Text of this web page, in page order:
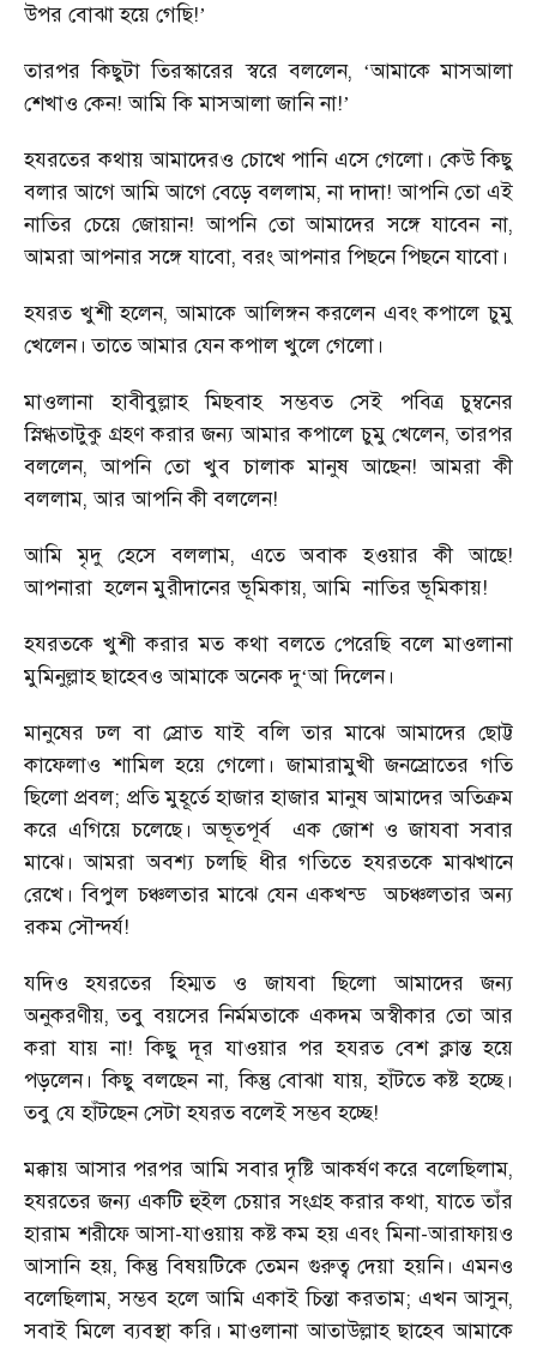
উপর বোঝা হয়ে গেছি!’
তারপর কিছুটা তিরস্কারের স্বরে বললেন, ‘আমাকে মাসআলা
শেখাও কেন! আমি কি মাসআলা জানি না!’
হযরতের কথায় আমাদেরও চোখে পানি এসে গেলো। কেউ কিছু
বলার আগে আমি আগে বেড়ে বললাম, না দাদা! আপনি তো এই
নাতির চেয়ে জোয়ান! আপনি তো আমাদের সঙ্গে যাবেন না,
আমরা আপনার সঙ্গে যাবো, বরং আপনার পিছনে পিছনে যাবো।
হযরত খুশী হলেন, আমাকে আলিঙ্গন করলেন এবং কপালে চুমু
খেলেন। তাতে আমার যেন কপাল খুলে গেলো।
মাওলানা হাবীবুল্লাহ মিছবাহ সম্ভবত সেই পবিত্র চুম্বনের
স্নিগ্ধতাটুকু গ্রহণ করার জন্য আমার কপালে চুমু খেলেন, তারপর
বললেন, আপনি তো খুব চালাক মানুষ আছেন! আমরা কী
বললাম, আর আপনি কী বললেন!
আমি মৃদু হেসে বললাম, এতে অবাক হওয়ার কী আছে!
আপনারা হলেন মুরীদানের ভূমিকায়, আমি নাতির ভূমিকায়!
হযরতকে খুশী করার মত কথা বলতে পেরেছি বলে মাওলানা
মুমিনুল্লাহ ছাহেবও আমাকে অনেক দু‘আ দিলেন।
মানুষের ঢল বা স্রোত যাই বলি তার মাঝে আমাদের ছোট্ট
কাফেলাও শামিল হয়ে গেলো। জামারামুখী জনস্রোতের গতি
ছিলো প্রবল; প্রতি মুহূর্তে হাজার হাজার মানুষ আমাদের অতিক্রম
করে এগিয়ে চলেছে। অভূতপূর্ব
এক জোশ ও জাযবা সবার
মাঝে। আমরা অবশ্য চলছি ধীর গতিতে হযরতকে মাঝখানে
রেখে। বিপুল চঞ্চলতার মাঝে যেন একখন্ড
অচঞ্চলতার অন্য
রকম সৌন্দর্য!
যদিও হযরতের হিম্মত ও জাযবা ছিলো আমাদের জন্য
অনুকরণীয়, তবু বয়সের নির্মমতাকে একদম অস্বীকার তো আর
করা যায় না! কিছু দূর যাওয়ার পর হযরত বেশ ক্লান্ত হয়ে
পড়লেন। কিছু বলছেন না, কিন্তু বোঝা যায়, হাঁটতে কষ্ট হচ্ছে।
তবু যে হাঁটছেন সেটা হযরত বলেই সম্ভব হচ্ছে!
মক্কায় আসার পরপর আমি সবার দৃষ্টি আকর্ষণ করে বলেছিলাম,
হযরতের জন্য একটি হুইল চেয়ার সংগ্রহ করার কথা, যাতে তাঁর
হারাম শরীফে আসা-যাওয়ায় কষ্ট কম হয় এবং মিনা-আরাফায়ও
আসানি হয়, কিন্তু বিষয়টিকে তেমন গুরুত্ব দেয়া হয়নি। এমনও
বলেছিলাম, সম্ভব হলে আমি একাই চিন্তা করতাম; এখন আসুন,
সবাই মিলে ব্যবস্থা করি। মাওলানা আতাউল্লাহ ছাহেব আমাকে